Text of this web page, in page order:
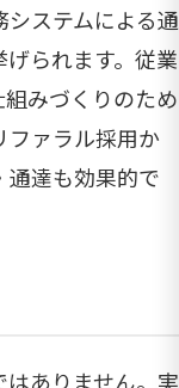
システムによる通
られます。従業
みづくりのため
ファラル採用か
通達も効果的で
ありません。実